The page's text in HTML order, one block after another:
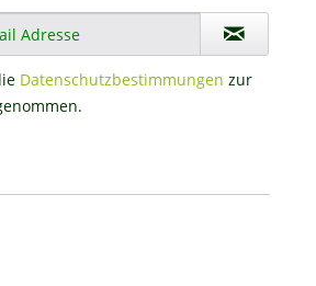
Datenschutzbestimmungen zur